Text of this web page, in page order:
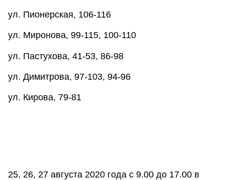
ул. Пионерская, 106-116
ул. Миронова, 99-115, 100-110
ул. Пастухова, 41-53, 86-98
ул. Димитрова, 97-103, 94-96
ул. Кирова, 79-81
25, 26, 27 августа 2020 года с 9.00 до 17.00 в